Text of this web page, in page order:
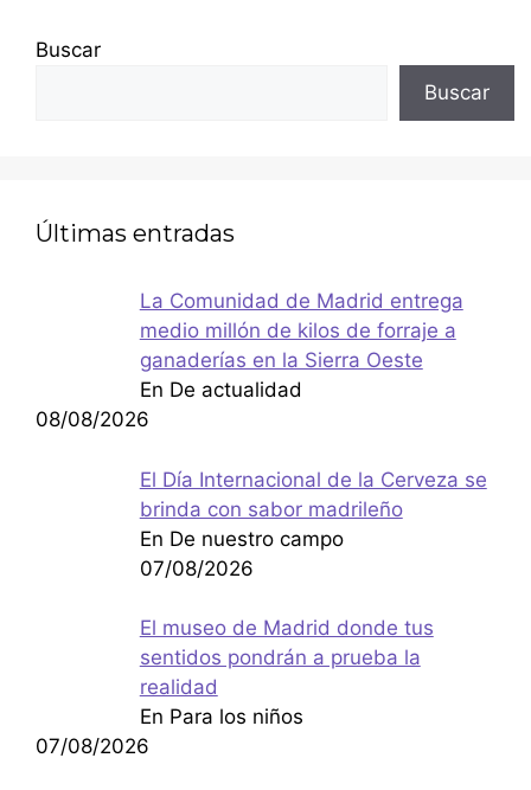
Buscar
Buscar
Últimas entradas
La Comunidad de Madrid entrega
medio millón de kilos de forraje a
ganaderías en la Sierra Oeste
En De actualidad
08/08/2026
El Día Internacional de la Cerveza se
brinda con sabor madrileño
En De nuestro campo
07/08/2026
El museo de Madrid donde tus
sentidos pondrán a prueba la
realidad
En Para los niños
07/08/2026